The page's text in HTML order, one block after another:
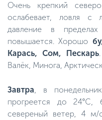
Очень крепкий
ослабевает, ловля с
давление в
повышается. Хорошо
Карась, Сом, Пескарь
Валёк, Минога,
Завтра, в
прогреется до 24°C,
севереный ветер, 4 м/